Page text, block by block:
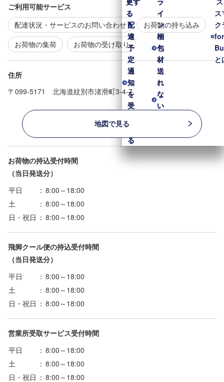
る
配
達
予
定
通
知
を
受
取
る
イ
ン
梱
包
材
送
れ
な
い
る
配
達
予
定
通
知
を
受
取
る
イ
ン
梱
包
材
送
れ
な
い
ス
ク
for
と
ご利用可能サービス
配達状況・サービスのお問い合わせ
お荷物の持ち込み
お荷物の集荷
お荷物の受け取り
住所
〒099-5171 北海道紋別市渚滑町3-4-7
地図で見る
お荷物の持込受付時間
（当日発送分）
平日
： 8:00～18:00
土
： 8:00～18:00
日・祝日 ： 8:00～18:00
飛脚クール便の持込受付時間
（当日発送分）
平日
： 8:00～18:00
土
： 8:00～18:00
日・祝日 ： 8:00～18:00
営業所受取サービス受付時間
平日
： 8:00～18:00
土
： 8:00～18:00
日・祝日 ： 8:00～18:00